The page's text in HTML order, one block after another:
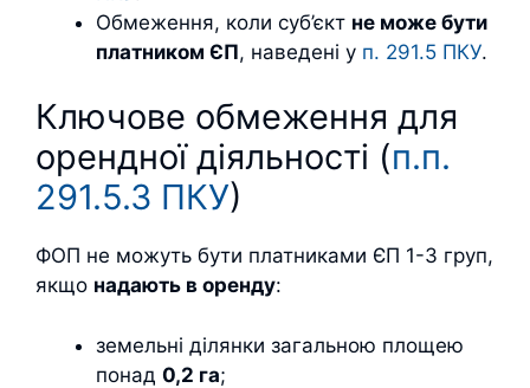
Обмеження, коли суб’єкт не може бути
платником ЄП, наведені у п. 291.5 ПКУ.
Ключове обмеження для
орендної діяльності (п.п.
291.5.3 ПКУ)
ФОП не можуть бути платниками ЄП 1-3 груп,
якщо надають в оренду:
земельні ділянки загальною площею
понад 0,2 га;